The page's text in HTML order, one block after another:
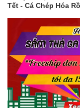
Tết - Cá Chép Hóa